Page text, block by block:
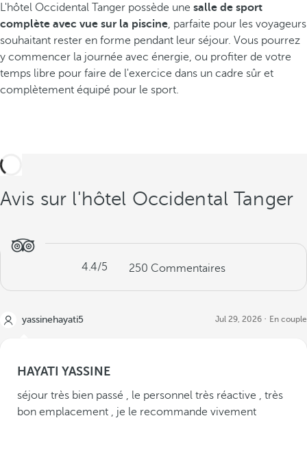
L'hôtel Occidental Tanger possède une salle de sport
complète avec vue sur la piscine, parfaite pour les voyageurs
souhaitant rester en forme pendant leur séjour. Vous pourrez
y commencer la journée avec énergie, ou profiter de votre
temps libre pour faire de l'exercice dans un cadre sûr et
complètement équipé pour le sport.
Avis sur l'hôtel Occidental Tanger
4.4/5 250 Commentaires
yassinehayati5 Jul 29, 2026 En couple
HAYATI YASSINE
séjour très bien passé , le personnel très réactive , très
bon emplacement , je le recommande vivement